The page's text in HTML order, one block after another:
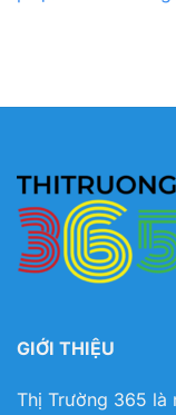
GIỚI THIỆU
Thị Trường 365 là